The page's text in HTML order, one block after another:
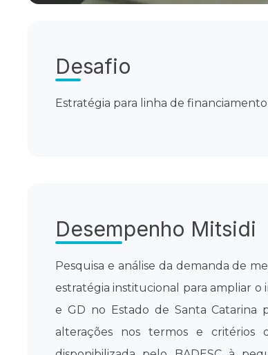
Desafio
Estratégia para linha de
Desempenho Mitsidi
Pesquisa e análise da demanda de
estratégia institucional para ampliar o
e GD no Estado de Santa Catarina
alterações nos termos e